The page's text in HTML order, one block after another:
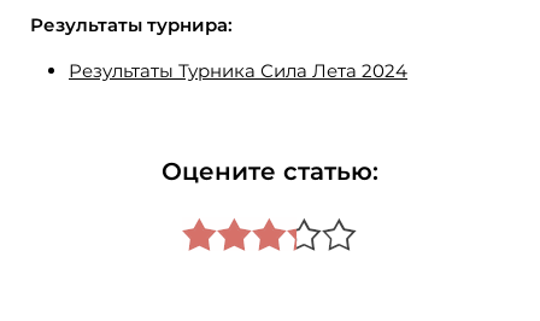
Результаты турнира:
Результаты Турника Сила Лета 2024
Оцените статью: